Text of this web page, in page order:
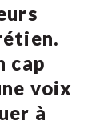
cap
voix
à